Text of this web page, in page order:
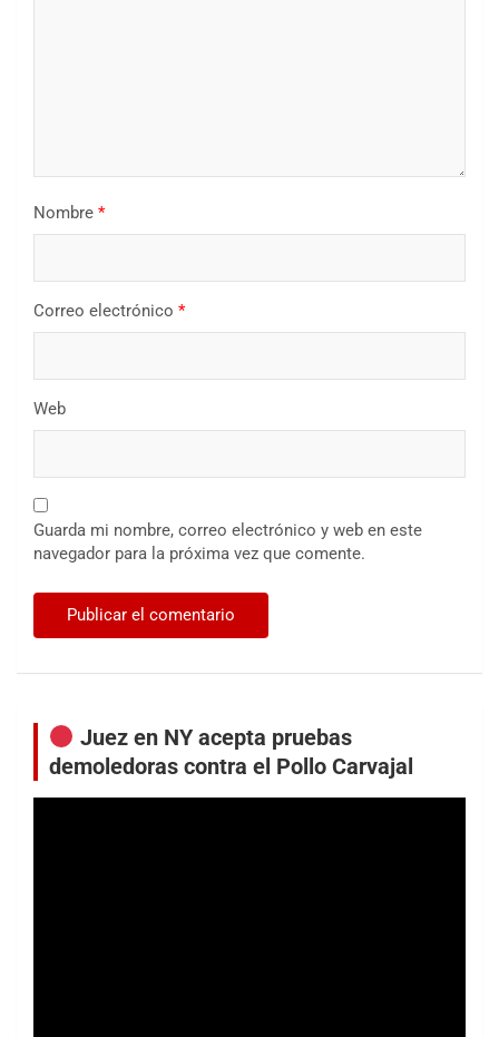
Nombre *
Correo electrónico *
Web
Guarda mi nombre, correo electrónico y web en este
navegador para la próxima vez que comente.
Juez en NY acepta pruebas
demoledoras contra el Pollo Carvajal